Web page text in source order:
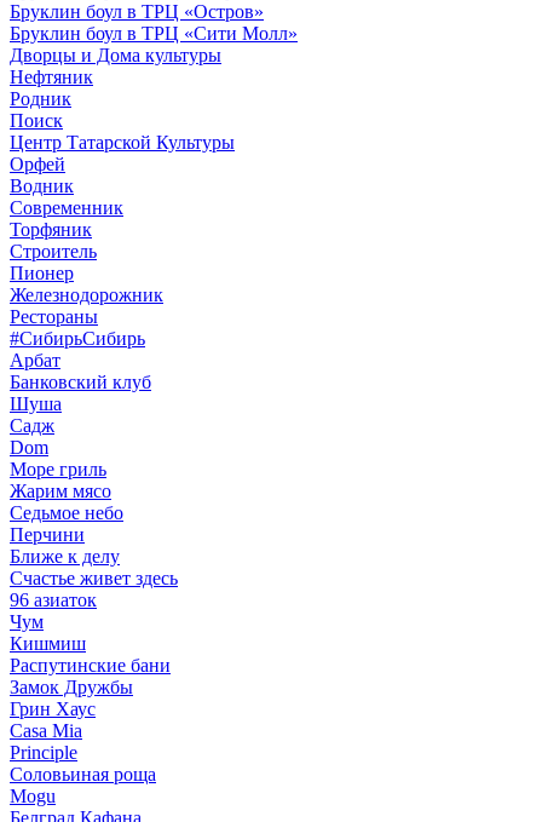
Бруклин боул в ТРЦ «Остров»
Бруклин боул в ТРЦ «Сити Молл»
Дворцы и Дома культуры
Нефтяник
Родник
Поиск
Центр Татарской Культуры
Орфей
Водник
Современник
Торфяник
Строитель
Пионер
Железнодорожник
Рестораны
#СибирьСибирь
Арбат
Банковский клуб
Шуша
Садж
Dom
Море гриль
Жарим мясо
Седьмое небо
Перчини
Ближе к делу
Счастье живет здесь
96 азиаток
Чум
Кишмиш
Распутинские бани
Замок Дружбы
Грин Хаус
Casa Mia
Principle
Соловьиная роща
Mogu
Белград Кафана